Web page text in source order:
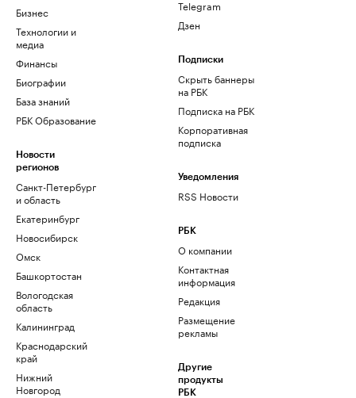
Бизнес
Технологии и
медиа
Финансы
Биографии
База знаний
РБК Образование
Новости
регионов
Санкт-Петербург
и область
Екатеринбург
Новосибирск
Омск
Башкортостан
Вологодская
область
Калининград
Краснодарский
край
Нижний
Новгород
Telegram
Дзен
Подписки
Скрыть баннеры
на РБК
Подписка на РБК
Корпоративная
подписка
Уведомления
RSS Новости
РБК
О компании
Контактная
информация
Редакция
Размещение
рекламы
Другие
продукты
РБК